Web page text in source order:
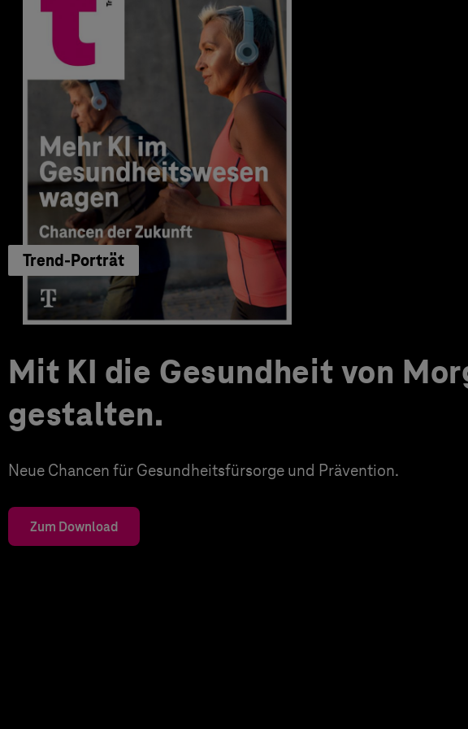
Trend-Porträt
Mit KI die Gesundheit von
gestalten.
Neue Chancen für Gesundheitsfürsorge und Prävention.
Zum Download